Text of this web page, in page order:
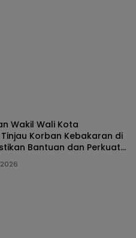
Wakil Wali Kota
Korban Kebakaran di
Bantuan dan Perkuat